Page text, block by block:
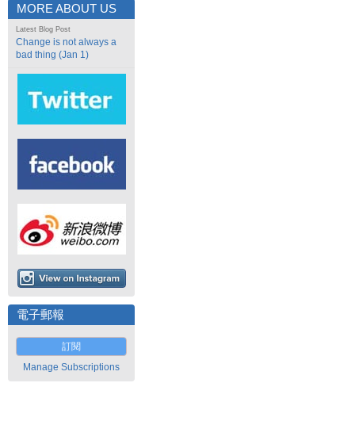
MORE ABOUT US
Latest Blog Post
Change is not always a
bad thing (Jan 1)
電子郵報
訂閱
Manage Subscriptions